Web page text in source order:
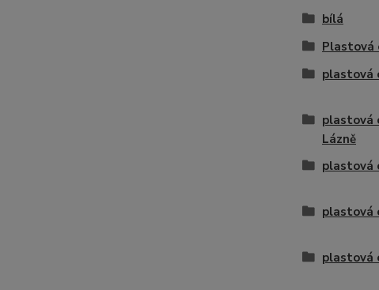
bílá
Plastová
plastová
plastová
Lázně
plastová
plastová
plastová